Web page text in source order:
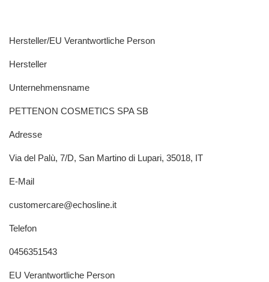
Hersteller/EU Verantwortliche Person
Hersteller
Unternehmensname
PETTENON COSMETICS SPA SB
Adresse
Via del Palù, 7/D, San Martino di Lupari, 35018, IT
E-Mail
customercare@echosline.it
Telefon
0456351543
EU Verantwortliche Person